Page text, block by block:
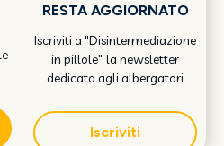
RESTA AGGIORNATO
Iscriviti a "Disintermediazione
in pillole", la newsletter
dedicata agli albergatori
Iscriviti